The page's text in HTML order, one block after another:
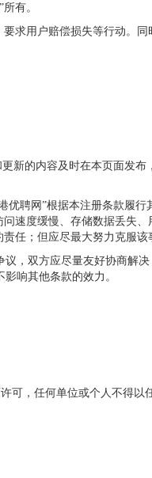
有。
求用户赔偿损失等行动。同
新的内容及时在本页面发布
优聘网”根据本注册条款履
速度缓慢、存储数据丢失
任；但应尽最大努力克服该
，双方应尽量友好协商解
响其他条款的效力。
可，任何单位或个人不得以